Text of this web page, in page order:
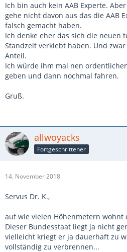
Ich bin auch kein AAB Experte.
gehe nicht davon aus das die AAB
falsch gemacht haben.
Ich denke eher das sich die neuen
Standzeit verklebt haben. Und
Anteil.
Ich würde ihm mal nen
geben und dann nochmal fahren.
Gruß.
allwoyacks
Fortgeschrittener
14. November 2018
Servus Dr. K.,
auf wie vielen Höhenmetern wohnt
Dieser Bundesstaat liegt ja nicht
vielleicht kriegt er ja dauerhaft zu
vollständig zu verbrennen...